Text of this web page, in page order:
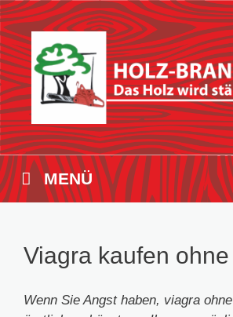
Zum
Inhalt
springen
MENÜ
Viagra kaufen
Wenn Sie Angst haben, viagra ohne